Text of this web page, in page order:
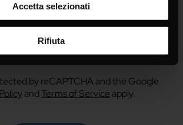
Accetta selezionati
Rifiuta
the handling of my data as
thisinformation*
by reCAPTCHA and the Google
andTerms of Service apply.